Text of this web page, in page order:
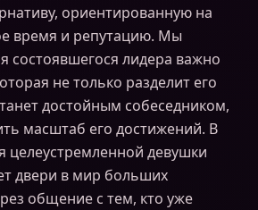
ориентированную на
время и репутацию. Мы
состоявшегося лидера важно
не только разделит его
достойным собеседником,
масштаб его достижений. В
целеустремленной девушки
двери в мир больших
общение с тем, кто уже